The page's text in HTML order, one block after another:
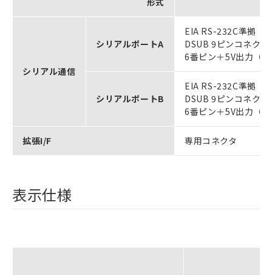
シリアル通信
シリアルポートA
EIA RS-232C準拠
DSUB 9ピンコネク
6番ピン＋5V出力（
シリアルポートB
EIA RS-232C準拠
DSUB 9ピンコネク
6番ピン＋5V出力（
拡張I/F 専用コネクタ
表示仕様